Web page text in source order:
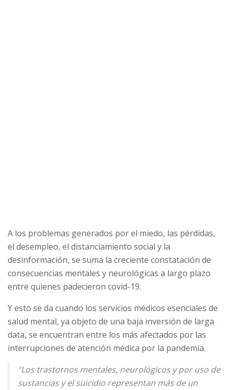
A los problemas generados por el miedo, las pérdidas,
el desempleo, el distanciamiento social y la
desinformación, se suma la creciente constatación de
consecuencias mentales y neurológicas a largo plazo
entre quienes padecieron covid-19.
Y esto se da cuando los servicios médicos esenciales de
salud mental, ya objeto de una baja inversión de larga
data, se encuentran entre los más afectados por las
interrupciones de atención médica por la pandemia.
"Los trastornos mentales, neurológicos y por uso de
sustancias y el suicidio representan más de un